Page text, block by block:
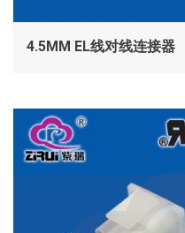
4.5MM EL线对线连接器